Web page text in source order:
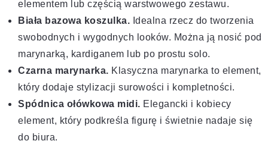
elementem lub częścią warstwowego zestawu.
Biała bazowa koszulka. Idealna rzecz do tworzenia
swobodnych i wygodnych looków. Można ją nosić pod
marynarką, kardiganem lub po prostu solo.
Czarna marynarka. Klasyczna marynarka to element,
który dodaje stylizacji surowości i kompletności.
Spódnica ołówkowa midi. Elegancki i kobiecy
element, który podkreśla figurę i świetnie nadaje się
do biura.